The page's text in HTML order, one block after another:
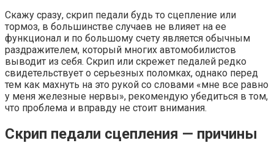
Скажу сразу, скрип педали будь то сцепление или
тормоз, в большинстве случаев не влияет на ее
функционал и по большому счету является обычным
раздражителем, который многих автомобилистов
выводит из себя. Скрип или скрежет педалей редко
свидетельствует о серьезных поломках, однако перед
тем как махнуть на это рукой со словами «мне все равно
у меня железные нервы», рекомендую убедиться в том,
что проблема и вправду не стоит внимания.
Скрип педали сцепления — причины